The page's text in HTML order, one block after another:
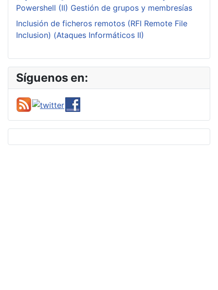
Powershell (II) Gestión de grupos y membresías
Inclusión de ficheros remotos (RFI Remote File
Inclusion) (Ataques Informáticos II)
Síguenos en: